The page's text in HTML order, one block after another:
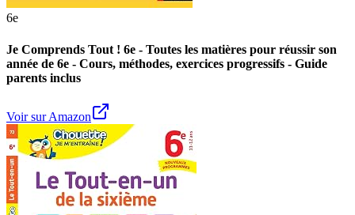
6e
Je Comprends Tout ! 6e - Toutes les matières pour réussir son
année de 6e - Cours, méthodes, exercices progressifs - Guide
parents inclus
Voir sur Amazon